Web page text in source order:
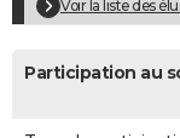
FORUMVoir la liste des
Participation au